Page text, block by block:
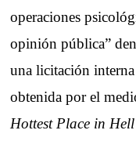
operaciones
opinión pública”
una licitación
obtenida por el
Hottest Place in Hell